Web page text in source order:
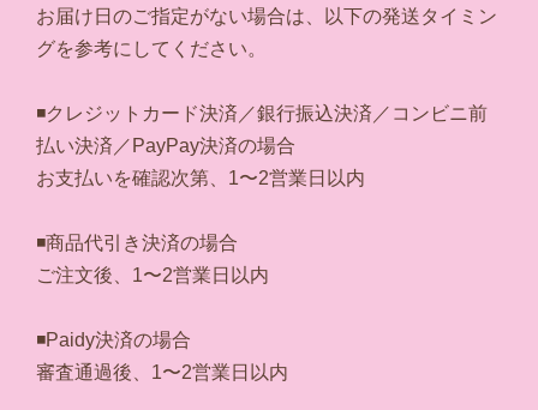
お届け日のご指定がない場合は、以下の発送タイミン
グを参考にしてください。
◾️クレジットカード決済／銀行振込決済／コンビニ前
払い決済／PayPay決済の場合
お支払いを確認次第、1〜2営業日以内
◾️商品代引き決済の場合
ご注文後、1〜2営業日以内
◾️Paidy決済の場合
審査通過後、1〜2営業日以内